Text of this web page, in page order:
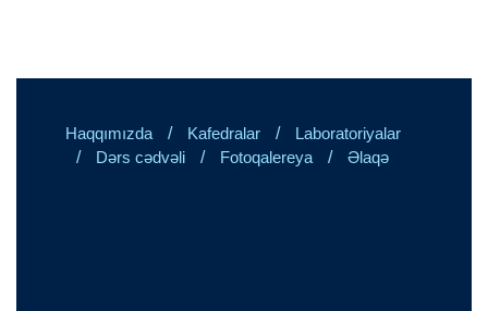
Haqqımızda / Kafedralar / Laboratoriyalar
/ Dərs cədvəli / Fotoqalereya / Əlaqə